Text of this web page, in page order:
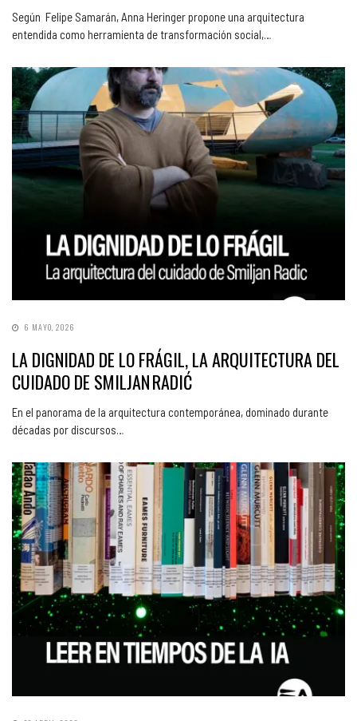
Según Felipe Samarán, Anna Heringer propone una arquitectura
entendida como herramienta de transformación social,…
6 MAYO, 2026
LA DIGNIDAD DE LO FRÁGIL, LA ARQUITECTURA DEL
CUIDADO DE SMILJAN RADIĆ
En el panorama de la arquitectura contemporánea, dominado durante
décadas por discursos…